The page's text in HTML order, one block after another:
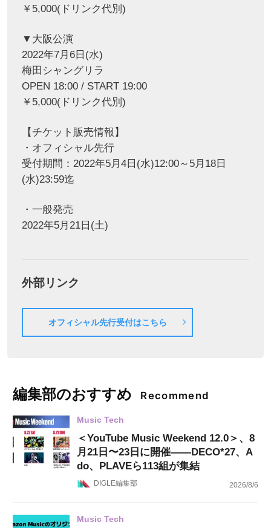
￥5,000(ドリンク代別)
▼大阪公演
2022年7月6日(水)
梅田シャングリラ
OPEN 18:00 / START 19:00
￥5,000(ドリンク代別)
【チケット販売情報】
・オフィシャル先行
受付期間：2022年5月4日(水)12:00～5月18日
(水)23:59迄
・一般発売
2022年5月21日(土)
外部リンク
オフィシャル先行受付はこちら
編集部のおすすめ Recommend
Music Tech
＜YouTube Music Weekend 12.0＞、8
月21日〜23日に開催——DECO*27、A
do、PLAVEら113組が集結
DIGLE編集部 2026/8/6
Music Tech